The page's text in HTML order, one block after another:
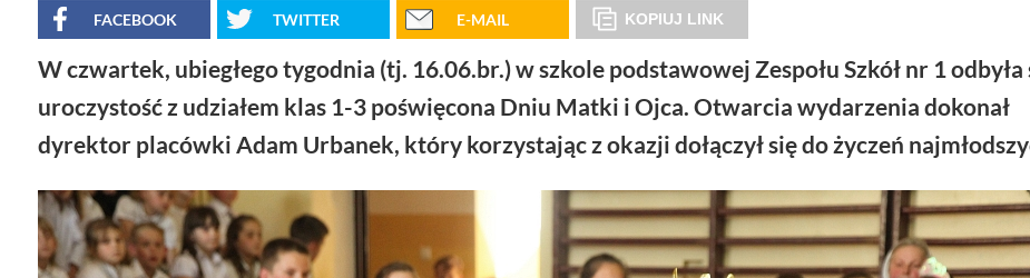
FACEBOOK TWITTER E-MAIL KOPIUJ LINK
W czwartek, ubiegłego tygodnia (tj. 16.06.br.) w szkole podstawowej Zespołu Szkół nr 1 odbyła
uroczystość z udziałem klas 1-3 poświęcona Dniu Matki i Ojca. Otwarcia wydarzenia dokonał
dyrektor placówki Adam Urbanek, który korzystając z okazji dołączył się do życzeń